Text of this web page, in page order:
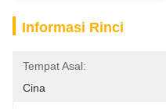
Informasi Rinci
Tempat Asal:
Cina